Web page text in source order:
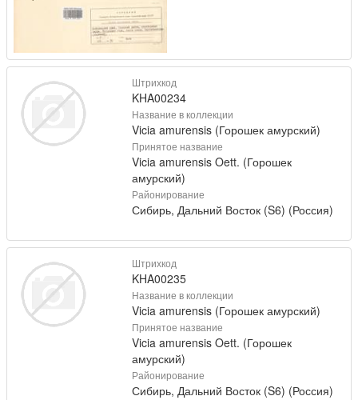
Штрихкод
KHA00234
Название в коллекции
Vicia amurensis (Горошек амурский)
Принятое название
Vicia amurensis Oett. (Горошек
амурский)
Районирование
Сибирь, Дальний Восток (S6) (Россия)
Штрихкод
KHA00235
Название в коллекции
Vicia amurensis (Горошек амурский)
Принятое название
Vicia amurensis Oett. (Горошек
амурский)
Районирование
Сибирь, Дальний Восток (S6) (Россия)